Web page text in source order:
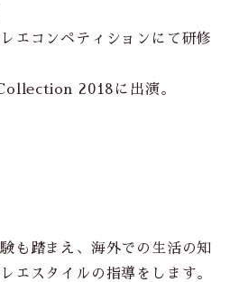
エコンペティションにて研修
2018に出演。
も踏まえ、海外での生活の知
エスタイルの指導をします。